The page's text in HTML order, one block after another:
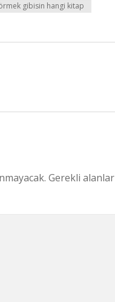
gibisin hangi kitap
Gerekli alanlar